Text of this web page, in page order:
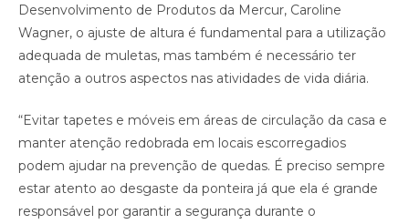
Desenvolvimento de Produtos da Mercur, Caroline
Wagner, o ajuste de altura é fundamental para a utilização
adequada de muletas, mas também é necessário ter
atenção a outros aspectos nas atividades de vida diária.
“Evitar tapetes e móveis em áreas de circulação da casa e
manter atenção redobrada em locais escorregadios
podem ajudar na prevenção de quedas. É preciso sempre
estar atento ao desgaste da ponteira já que ela é grande
responsável por garantir a segurança durante o